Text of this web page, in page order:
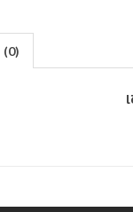
(0)